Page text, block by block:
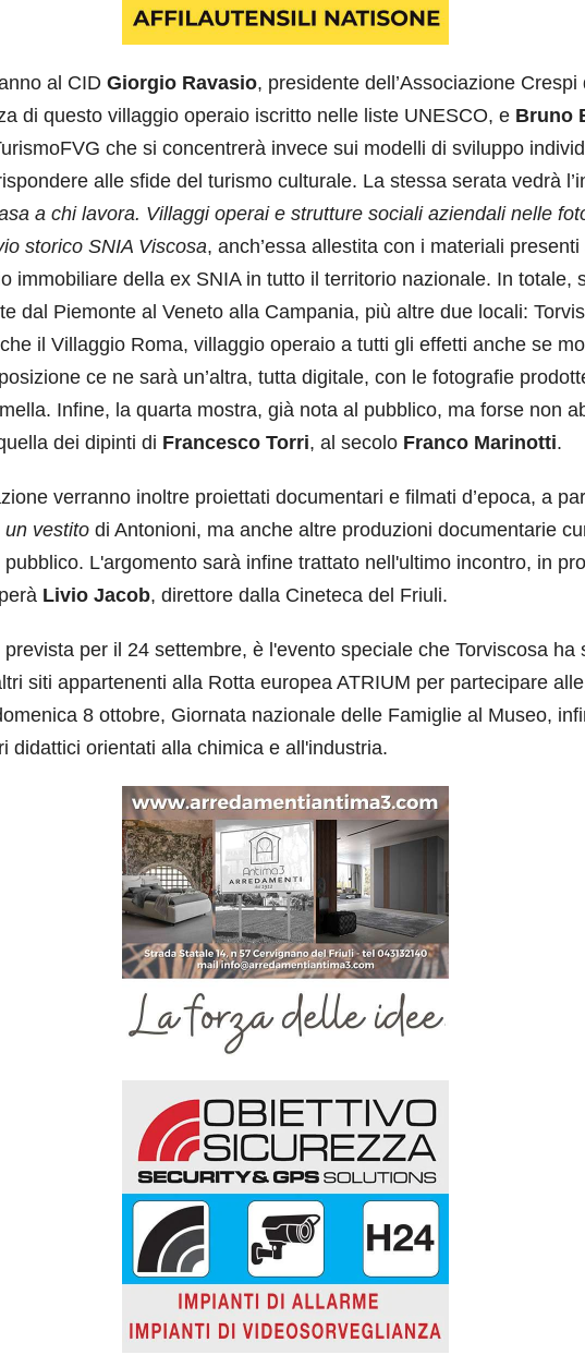
al CID Giorgio Ravasio, presidente dell’Associazione Crespi
di questo villaggio operaio iscritto nelle liste UNESCO, e Bruno
che si concentrerà invece sui modelli di sviluppo
alle sfide del turismo culturale. La stessa serata vedrà
a chi lavora. Villaggi operai e strutture sociali aziendali nelle
storico SNIA Viscosa, anch’essa allestita con i materiali
immobiliare della ex SNIA in tutto il territorio nazionale. In totale,
dal Piemonte al Veneto alla Campania, più altre due locali:
il Villaggio Roma, villaggio operaio a tutti gli effetti anche se
ce ne sarà un’altra, tutta digitale, con le fotografie
Infine, la quarta mostra, già nota al pubblico, ma forse non
dei dipinti di Francesco Torri, al secolo Franco Marinotti.
verranno inoltre proiettati documentari e filmati d’epoca, a
un vestito di Antonioni, ma anche altre produzioni documentarie
L'argomento sarà infine trattato nell'ultimo incontro, in
Livio Jacob, direttore dalla Cineteca del Friuli.
per il 24 settembre, è l'evento speciale che Torviscosa ha
siti appartenenti alla Rotta europea ATRIUM per partecipare
8 ottobre, Giornata nazionale delle Famiglie al Museo,
didattici orientati alla chimica e all'industria.